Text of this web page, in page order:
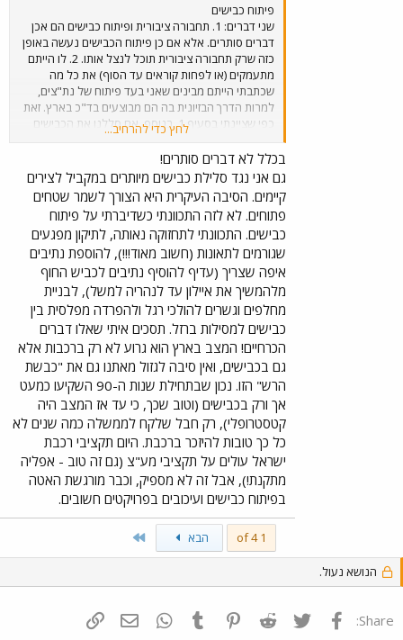
פיתוח כבישים
שני דברים: 1. תחבורה ציבורית ופיתוח כבישים הם אכן
דברים סותרים. אלא אם כן פיתוח הכבישים נעשה באופן
כזה שרק תחבורה ציבורית תוכל לנצל אותו. 2. לו הייתם
מתעמקים (או לפחות קוראים עד הסוף) את כל מה
שכתבתי הייתם מבינים שאני בעד פיתוח של נת"צים,
למרות הדרך הבזיונית בה הם מבוצעים בד"כ בארץ. זאת
כפי שציינתי בסעיף 1. בנוסף, אם סללנו את הכבישים
שסללנו (וחלקם בהחלט מיותר, אין ספק) אז עדיף לתחזק
את הקיימים וודאי שאין צורך בסלילת נוספים. לכל היותר
וגם זה בספק יש להוסיף נתיבים לכבישים הקיימים. מצד
שני, ידוע לכל מי שמבין משהו בכלל בתחבורה שסלילת
נתיבים נוספים בפרט וכבישים נוספים בכלל, אינה
מביאה לכל הקלה בעומס התנועה אלא אף להחמרתו.
אז למה בכלל יש צורך להוסיף כבישים או נתיביםפשוט
איןהקצו נתיבים קיימים לתחבורה ציבורית וצמצמו את
רגליה (או ליתר דיוק את גלגליה) של התחבורה הפרטית.
אז גם יקטן העומס בכבישים, וגם התחבורה הציבורית
תהיה מהירה יותר יחסית למצבה כיום ומהירה יותר מכלי
הרכב הפרטיים בכלל. Raminec
לחץ כדי להרחיב...
בכלל לא דברים סותרים!
גם אני נגד סלילת כבישים מיותרים במקביל לצירים
קיימים. הסיבה העיקרית היא הצורך לשמר שטחים
פתוחים. לא לזה התכוונתי כשדיברתי על פיתוח
כבישים. התכוונתי לתחזוקה נאותה, לתיקון מפגעים
שגורמים לתאונות (חשוב מאוד!!!), להוספת נתיבים
איפה שצריך (עדיף להוסיף נתיבים לכביש החוף
מלהמשיך את איילון עד לנהריה למשל), לבניית
מחלפים וגשרים להולכי רגל ולהפרדה מפלסית בין
כבישים למסילות ברזל. תסכים איתי שאלו דברים
הכרחיים! המצב בארץ הוא גרוע לא רק ברכבות אלא
גם בכבישים, ואין סיבה לגזול מאתנו גם את "כבשת
הרש" הזו. נכון שבתחילת שנות ה-90 השקיעו כמעט
אך ורק בכבישים (וטוב שכך, כי עד אז המצב היה
קטסטרופלי), רק חבל שלקח לממשלה כמה שנים לא
כל כך טובות להיזכר ברכבת. היום תקציבי רכבת
ישראל עולים על תקציבי מע"צ (גם זה טוב - אפליה
מתקנת!), אבל זה לא מספיק, וכבר מורגשת האטה
בפיתוח כבישים ועיכובים בפרויקטים חשובים.
1 of 4 הבא
הנושא נעול.
Share: פייסבוק Twitter
Reddit
Pinterest
Tumblr
WhatsAppדואר אלקטרוני